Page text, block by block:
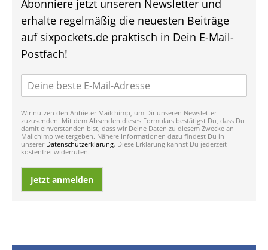
Abonniere jetzt unseren Newsletter und
erhalte regelmäßig die neuesten Beiträge
auf sixpockets.de praktisch in Dein E-Mail-
Postfach!
Wir nutzen den Anbieter Mailchimp, um Dir unseren Newsletter
zuzusenden. Mit dem Absenden dieses Formulars bestätigst Du, dass Du
damit einverstanden bist, dass wir Deine Daten zu diesem Zwecke an
Mailchimp weitergeben. Nähere Informationen dazu findest Du in
unserer Datenschutzerklärung. Diese Erklärung kannst Du jederzeit
kostenfrei widerrufen.
Jetzt anmelden